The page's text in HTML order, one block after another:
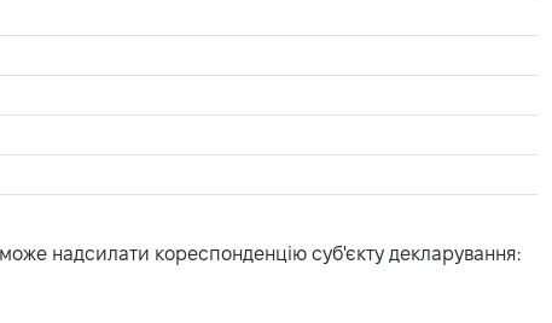
надсилати кореспонденцію суб'єкту декларування: